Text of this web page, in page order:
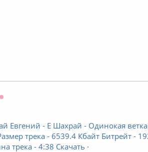
Евгений - Е Шахрай - Одинокая ветка
трека - 6539.4 Кбайт Битрейт -
трека - 4:38 Скачать ·